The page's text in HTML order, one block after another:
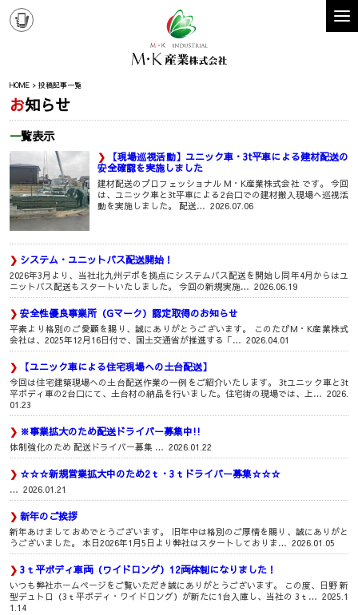
HOME 投稿記事一覧
お知らせ
一覧表示
【現場巡視活動】ユニック車・3t平車による建材配送の
安全確認を実施しました
建材配送のプロフェッショナル M・K産業株式会社 です。 今回
は、ユニック車と3t平車による2台口での建材搬入現場へ巡視活
動を実施しました。 配送… 2026.07.06
システム・ユニットバス配送開始！
2026年3月より、当社北九州デポを拠点にシステムバス配送を開始し同年4月からはユ
ニットバス配送もスタートいたしました。 今回の新規実施… 2026.06.19
安全性優良事業所（Gマーク）認定取得のお知らせ
平素より格別のご愛顧を賜り、誠にありがとうございます。 このたびM・K産業株式
会社は、2025年12月16日付で、国土交通省が推進する「… 2026.04.01
【ユニック車による住宅現場への土台配送】
今回は住宅建築現場への土台配送作業の一例をご紹介いたします。 3tユニック車と3t
平ボディ車の2台口にて、土台材の納品を行いました。住宅街の現場では、上… 2026.
01.23
※事業拡大のため配送ドライバー募集中!!
体制強化のため 配送ドライバー募集 … 2026.01.22
☆☆☆新規営業拡大中のため2ｔ・3ｔドライバー募集☆☆☆
… 2026.01.21
新年のご挨拶
新年あけましておめでとうございます。 旧年中は格別のご厚情を賜り、誠にありがと
うございました。 本日2026年1月5日より弊社はスタートしておりま… 2026.01.05
3ｔ平ボディ車両（ワイドロング）12両体制になりました！
いつも弊社ホームページをご覧いただき誠にありがとうございます。 この度、日野 新
型デュトロ（3ｔ平ボディ・ワイドロング）が新たに1台入庫し、当社の 3ｔ… 2025.1
1.14